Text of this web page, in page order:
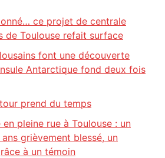
ce projet de centrale
de Toulouse refait surface
font une découverte
Antarctique fond deux fois
prend du temps
pleine rue à Toulouse : un
grièvement blessé, un
à un témoin